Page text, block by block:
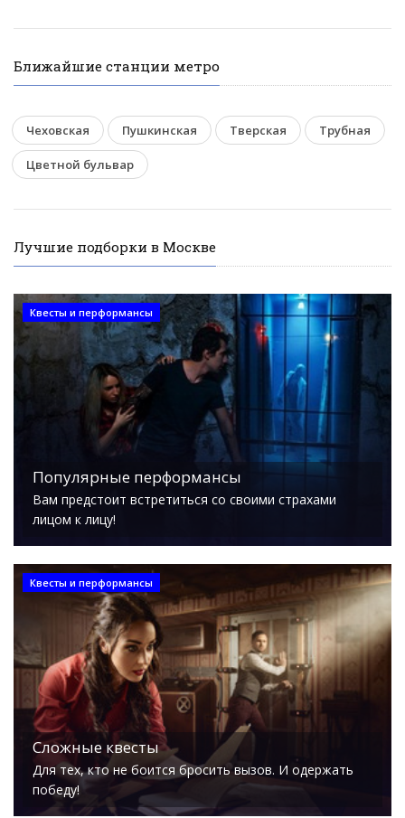
Ближайшие станции метро
Чеховская Пушкинская Тверская Трубная
Цветной бульвар
Лучшие подборки в Москве
Квесты и перформансы
Популярные перформансы
Вам предстоит встретиться со своими страхами
лицом к лицу!
Квесты и перформансы
Сложные квесты
Для тех, кто не боится бросить вызов. И одержать
победу!